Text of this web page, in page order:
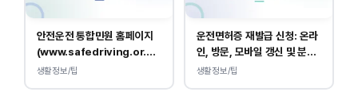
안전운전 통합민원 홈페이지
(www.safedriving.or.kr)
바로가기, 운전면허 민원 사이
생활정보/팁
운전면허증 재발급 신청: 온라
인, 방문, 모바일 갱신 및 분실
대응
생활정보/팁